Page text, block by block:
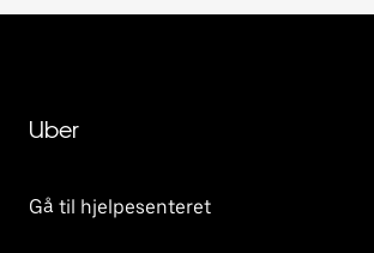
Uber
Gå til hjelpesenteret